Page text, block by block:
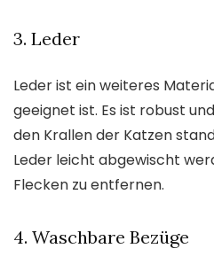
3. Leder
Leder ist ein weiteres
geeignet ist. Es ist robust
den Krallen der Katzen
Leder leicht abgewischt
Flecken zu entfernen.
4. Waschbare Bezüge